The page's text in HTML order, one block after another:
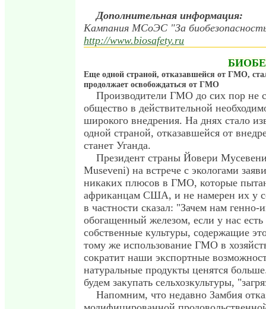
Дополнительная информация:
Кампания МСоЭС "За
http://www.biosafety.ru
Еще одной страной, отказавшейся от ГМО,
продолжает освобождаться от ГМО
Производители ГМО до сих пор не
общество в действительной
широкого внедрения. На днях стало
одной страной, отказавшейся от
станет Уганда.
Президент страны Йовери
Museveni) на встрече с экологами
никаких плюсов в ГМО, которые
африканцам США, и не намерен их у
в частности сказал: "Зачем нам
обогащенный железом, если у нас есть
собственные культуры, содержащие
тому же использование ГМО в
сократит наши экспортные
натуральные продукты ценятся
будем закупать сельхозкультуры,
Напомним, что недавно Замбия